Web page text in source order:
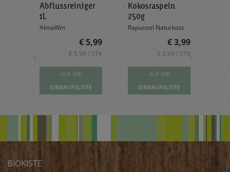
Abflussreiniger
1L
AlmaWin
€ 5,99
€ 5,99 / STK
AUF DIE
EINKAUFSLISTE
Kokosraspeln
250g
Rapunzel Naturkost
€ 3,99
€ 3,99 / STK
AUF DIE
EINKAUFSLISTE
BIOKISTE